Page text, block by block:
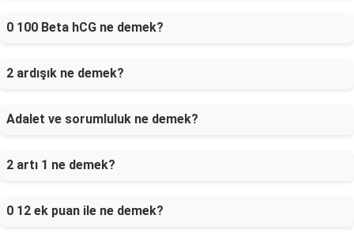
0 100 Beta hCG ne demek?
2 ardışık ne demek?
Adalet ve sorumluluk ne demek?
2 artı 1 ne demek?
0 12 ek puan ile ne demek?